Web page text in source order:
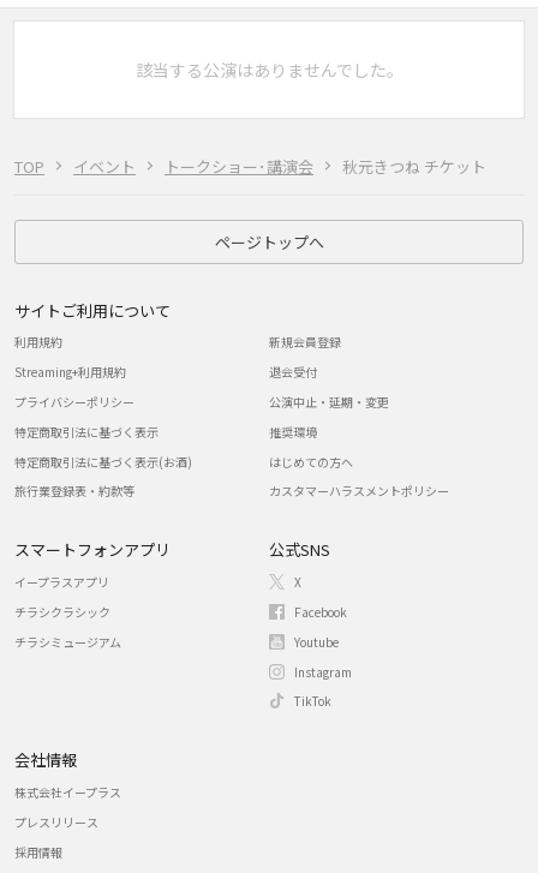
TOP イベント トークショー･講演会 秋元きつね チケット
該当する公演はありませんでした。
ページトップへ
サイトご利用について
利用規約
Streaming+利用規約
プライバシーポリシー
特定商取引法に基づく表示
特定商取引法に基づく表示(お酒)
旅行業登録表・約款等
新規会員登録
退会受付
公演中止・延期・変更
推奨環境
はじめての方へ
カスタマーハラスメントポリシー
スマートフォンアプリ
イープラスアプリ
チラシクラシック
チラシミュージアム
公式SNS
X
Facebook
Youtube
Instagram
TikTok
会社情報
株式会社イープラス
プレスリリース
採用情報